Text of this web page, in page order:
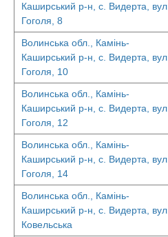
Каширський р-н, с. Видерта, вул.
Гоголя, 8
Волинська обл., Камінь-
Каширський р-н, с. Видерта, вул.
Гоголя, 10
Волинська обл., Камінь-
Каширський р-н, с. Видерта, вул.
Гоголя, 12
Волинська обл., Камінь-
Каширський р-н, с. Видерта, вул.
Гоголя, 14
Волинська обл., Камінь-
Каширський р-н, с. Видерта, вул.
Ковельська